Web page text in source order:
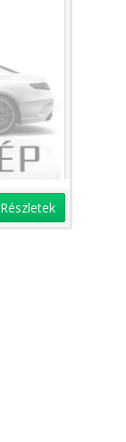
Részletek